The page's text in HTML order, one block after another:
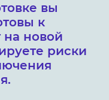
вы
к
на новой
риски